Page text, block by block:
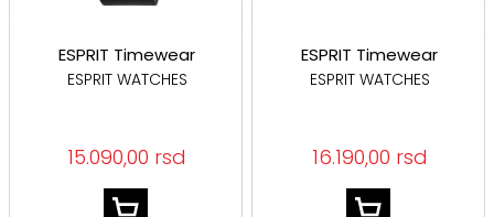
ESPRIT Timewear
ESPRIT WATCHES
15.090,00 rsd
ESPRIT Timewear
ESPRIT WATCHES
16.190,00 rsd